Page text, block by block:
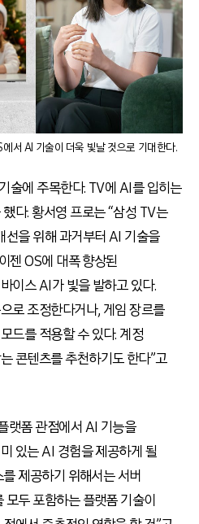
서 AI 기술이 더욱 빛날 것으로 기대한다.
술에 주목한다. TV에 AI를 입히는
다. 황서영 프로는 “삼성 TV는
선을 위해 과거부터 AI 기술을
젠 OS에 대폭 향상된
이스 AI가 빛을 발하고 있다.
로 조정한다거나, 게임 장르를
드를 적용할 수 있다. 계정
콘텐츠를 추천하기도 한다”고
랫폼 관점에서 AI 기능을
있는 AI 경험을 제공하게 될
제공하기 위해서는 서버
두 포함하는 플랫폼 기술이